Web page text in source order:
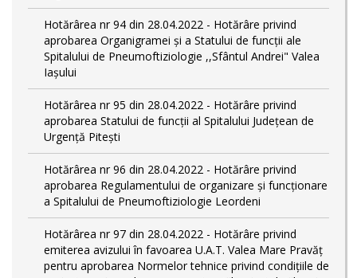
Hotărârea nr 94 din 28.04.2022 - Hotărâre privind
aprobarea Organigramei și a Statului de funcții ale
Spitalului de Pneumoftiziologie ,,Sfântul Andrei" Valea
Iașului
Hotărârea nr 95 din 28.04.2022 - Hotărâre privind
aprobarea Statului de funcții al Spitalului Județean de
Urgență Pitești
Hotărârea nr 96 din 28.04.2022 - Hotărâre privind
aprobarea Regulamentului de organizare și funcționare
a Spitalului de Pneumoftiziologie Leordeni
Hotărârea nr 97 din 28.04.2022 - Hotărâre privind
emiterea avizului în favoarea U.A.T. Valea Mare Pravăț
pentru aprobarea Normelor tehnice privind condiţiile de